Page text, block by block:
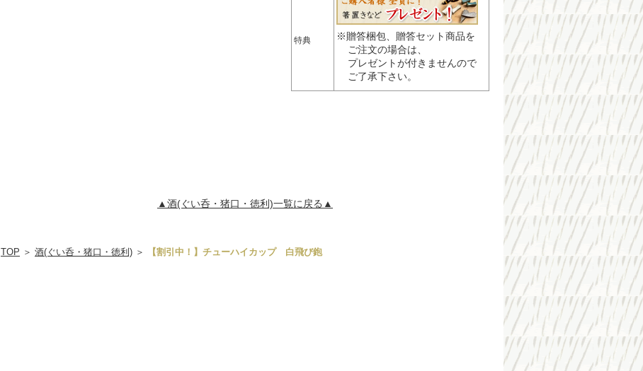
特典
※贈答梱包、贈答セット商品を
ご注文の場合は、
プレゼントが付きませんので
ご了承下さい。
▲酒(ぐい呑・猪口・徳利)一覧に戻る▲
TOP ＞ 酒(ぐい呑・猪口・徳利) ＞ 【割引中！】チューハイカップ 白飛び鉋